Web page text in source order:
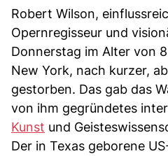
Robert Wilson,
Opernregisseur und
Donnerstag im Alter von
New York, nach kurzer,
gestorben. Das gab das
von ihm gegründetes
Kunst und
Der in Texas geborene